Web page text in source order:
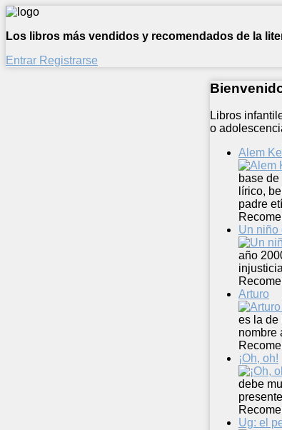
Los libros más vendidos y recomendados de la
Entrar Registrarse
Libros
o
Alem
base
lírico,
padre
Un niño
año
Arturo
es la de
nombre
¡Oh, oh!
debe
Ug: el